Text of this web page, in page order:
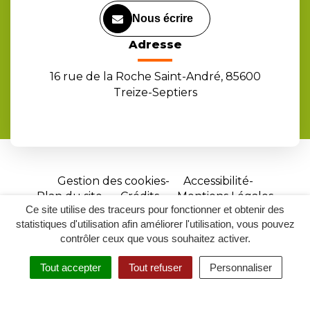
Ce site utilise des traceurs pour fonctionner et obtenir des
statistiques d'utilisation afin améliorer l'utilisation, vous pouvez
contrôler ceux que vous souhaitez activer.
Tout accepter Tout refuser Personnaliser
RECHERCHER
ACCESSIBILITÉ
Nous écrire
Adresse
16 rue de la Roche Saint-André, 85600
Treize-Septiers
Gestion des cookies
Accessibilité
Plan du site
Crédits
Mentions Légales
Site
réalisé
par
Inovagora